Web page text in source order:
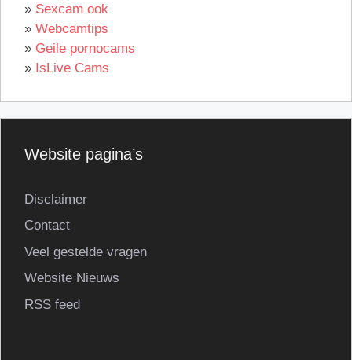
» Sexcam ook
» Webcamtips
» Geile pornocams
» IsLive Cams
Website pagina’s
Disclaimer
Contact
Veel gestelde vragen
Website Nieuws
RSS feed